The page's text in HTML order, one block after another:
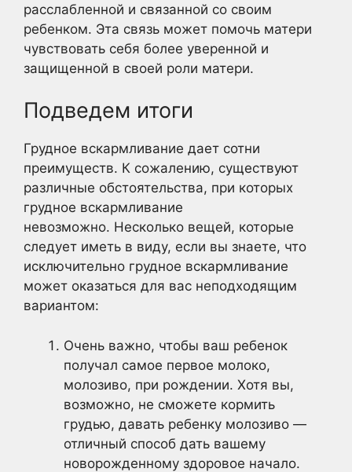
расслабленной и связанной со своим
ребенком. Эта связь может помочь матери
чувствовать себя более уверенной и
защищенной в своей роли матери.
Подведем итоги
Грудное вскармливание дает сотни
преимуществ. К сожалению, существуют
различные обстоятельства, при которых
грудное вскармливание
невозможно. Несколько вещей, которые
следует иметь в виду, если вы знаете, что
исключительно грудное вскармливание
может оказаться для вас неподходящим
вариантом:
Очень важно, чтобы ваш ребенок
получал самое первое молоко,
молозиво, при рождении. Хотя вы,
возможно, не сможете кормить
грудью, давать ребенку молозиво —
отличный способ дать вашему
новорожденному здоровое начало.